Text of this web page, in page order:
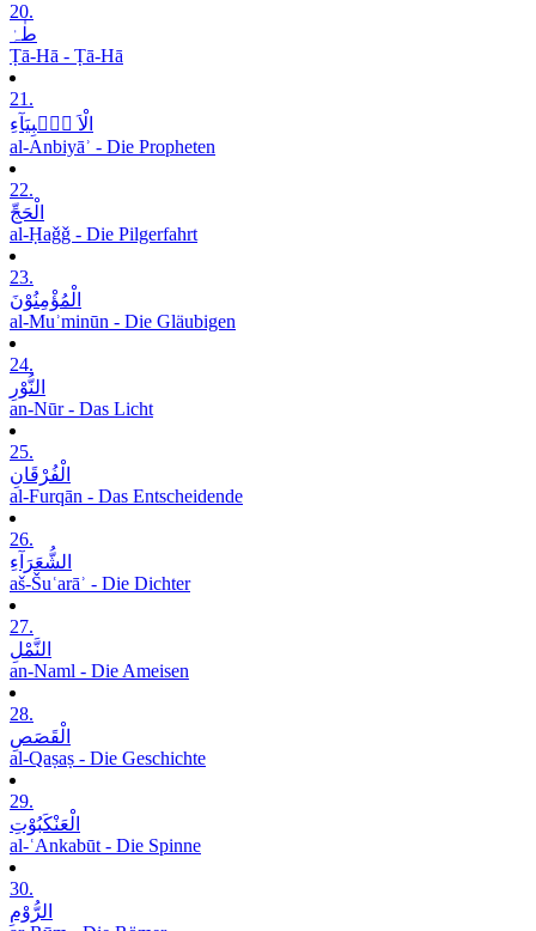
20.
طٰہٰ
Ṭā-Hā - Ṭā-Hā
21.
الْاَ نۡۢبِیَآءِ
al-Anbiyāʾ - Die Propheten
22.
الْحَجِّ
al-Ḥaǧǧ - Die Pilgerfahrt
23.
الْمُؤْمِنُوْنَ
al-Muʾminūn - Die Gläubigen
24.
النُّوْرِ
an-Nūr - Das Licht
25.
الْفُرْقَانِ
al-Furqān - Das Entscheidende
26.
الشُّعَرَآءِ
aš-Šuʿarāʾ - Die Dichter
27.
النَّمْلِ
an-Naml - Die Ameisen
28.
الْقَصَصِ
al-Qaṣaṣ - Die Geschichte
29.
الْعَنْکَبُوْتِ
al-ʿAnkabūt - Die Spinne
30.
الرُّوْمِ